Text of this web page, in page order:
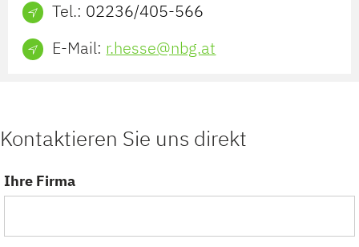
Tel.: 02236/405-566
E-Mail: r.hesse@nbg.at
Kontaktieren Sie uns direkt
Ihre Firma